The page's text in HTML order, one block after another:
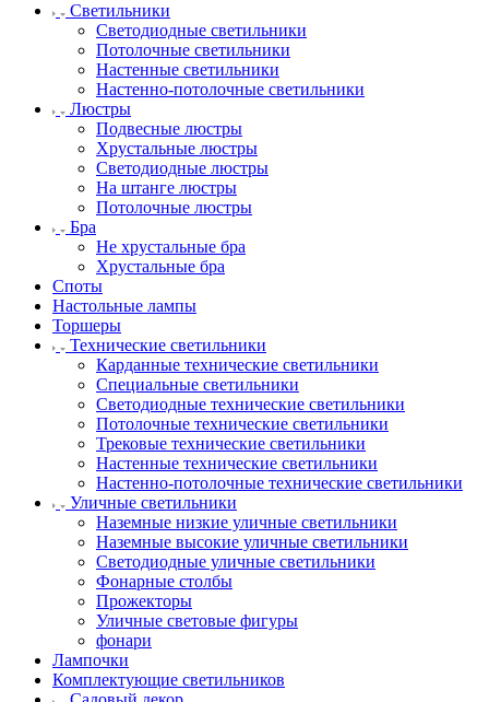
Светильники
Светодиодные светильники
Потолочные светильники
Настенные светильники
Настенно-потолочные светильники
Люстры
Подвесные люстры
Хрустальные люстры
Светодиодные люстры
На штанге люстры
Потолочные люстры
Бра
Не хрустальные бра
Хрустальные бра
Споты
Настольные лампы
Торшеры
Технические светильники
Карданные технические светильники
Специальные светильники
Светодиодные технические светильники
Потолочные технические светильники
Трековые технические светильники
Настенные технические светильники
Настенно-потолочные технические светильники
Уличные светильники
Наземные низкие уличные светильники
Наземные высокие уличные светильники
Светодиодные уличные светильники
Фонарные столбы
Прожекторы
Уличные световые фигуры
фонари
Лампочки
Комплектующие светильников